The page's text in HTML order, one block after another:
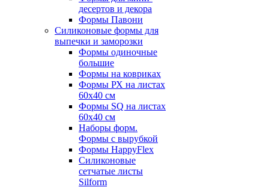
десертов и декора
Формы Павони
Силиконовые формы для
выпечки и заморозки
Формы одиночные
большие
Формы на ковриках
Формы РХ на листах
60х40 см
Формы SQ на листах
60х40 см
Наборы форм.
Формы с вырубкой
Формы HappyFlex
Силиконовые
сетчатые листы
Silform